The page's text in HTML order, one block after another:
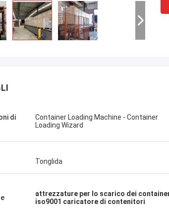
di
Container Loading Machine - Container
Loading Wizard
Tonglida
attrezzature per lo scarico dei
iso9001 caricatore di contenitori